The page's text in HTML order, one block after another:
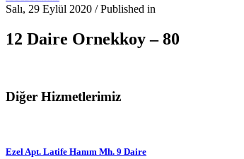
Salı, 29 Eylül 2020 /Published in
12 Daire Ornekkoy – 80
Diğer Hizmetlerimiz
Ezel Apt. Latife Hanım Mh. 9 Daire